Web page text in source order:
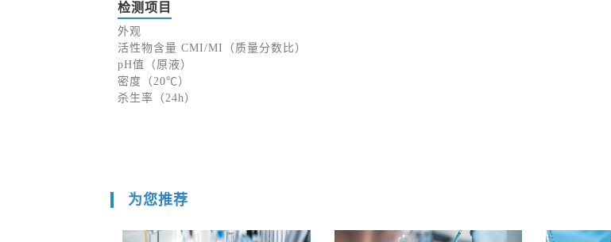
检测项目
外观
活性物含量 CMI/MI（质量分数比）
pH值（原液）
密度（20℃）
杀生率（24h）
为您推荐